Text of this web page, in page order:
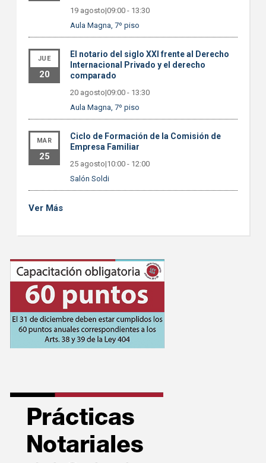
19 agosto|09:00 - 13:30
Aula Magna, 7º piso
JUE
20
El notario del siglo XXI frente al Derecho
Internacional Privado y el derecho
comparado
20 agosto|09:00 - 13:30
Aula Magna, 7º piso
MAR
25
Ciclo de Formación de la Comisión de
Empresa Familiar
25 agosto|10:00 - 12:00
Salón Soldi
Ver Más